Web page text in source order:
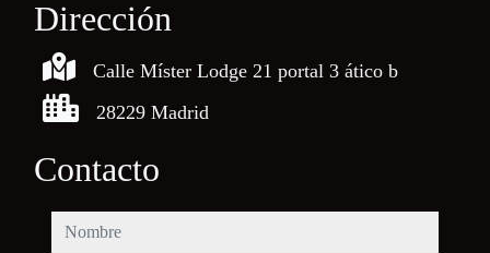
Dirección
Calle Míster Lodge 21 portal 3 ático b
28229 Madrid
Contacto
nombre